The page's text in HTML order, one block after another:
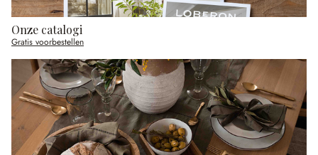
Onze catalogi
Gratis voorbestellen